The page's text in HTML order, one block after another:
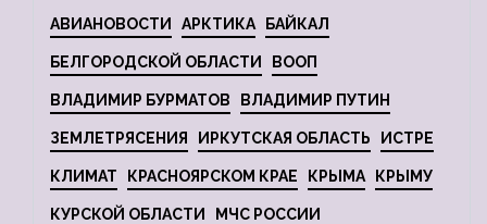
АВИАНОВОСТИ АРКТИКА БАЙКАЛ
БЕЛГОРОДСКОЙ ОБЛАСТИ ВООП
ВЛАДИМИР БУРМАТОВ ВЛАДИМИР ПУТИН
ЗЕМЛЕТРЯСЕНИЯ ИРКУТСКАЯ ОБЛАСТЬ ИСТРЕ
КЛИМАТ КРАСНОЯРСКОМ КРАЕ КРЫМА КРЫМУ
КУРСКОЙ ОБЛАСТИ МЧС РОССИИ